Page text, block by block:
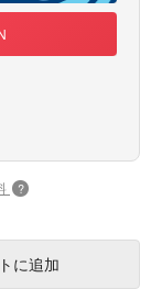
?
に追加